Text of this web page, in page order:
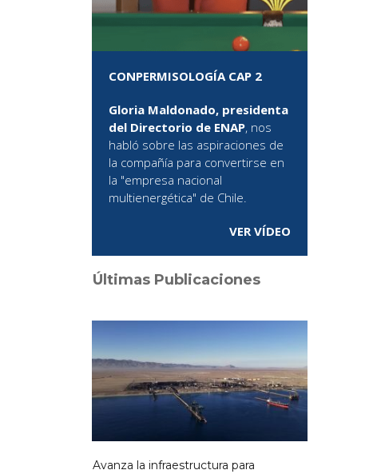
CONPERMISOLOGÍA CAP 2
Gloria Maldonado, presidenta
del Directorio de ENAP, nos
habló sobre las aspiraciones de
la compañía para convertirse en
la "empresa nacional
multienergética" de Chile.
VER VÍDEO
Últimas Publicaciones
Avanza la infraestructura para